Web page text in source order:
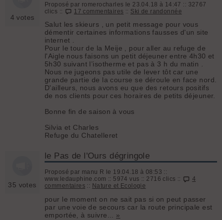
4 votes
Proposé par romerocharles le 23.04.18 à 14:47 :: 32767
clics ::
17 commentaires :: Ski de randonnée
Salut les skieurs , un petit message pour vous
démentir certaines informations fausses d'un site
internet .
Pour le tour de la Meije , pour aller au refuge de
l'Aigle nous faisons un petit déjeuner entre 4h30 et
5h30 suivant l’isotherme et pas à 3 h du matin .
Nous ne jugeons pas utile de lever tôt car une
grande partie de la course se déroule en face nord.
D'ailleurs, nous avons eu que des retours positifs
de nos clients pour ces horaires de petits déjeuner.
Bonne fin de saison à vous
Silvia et Charles
Refuge du Chatelleret
35 votes
le Pas de l'Ours dégringole
Proposé par manu R le 19.04.18 à 08:53 ::
www.ledauphine.com :: 5974 vus :: 2716 clics ::
4
commentaires :: Nature et Ecologie
pour le moment on ne sait pas si on peut passer
par une voie de secours car la route principale est
emportée, à suivre... »